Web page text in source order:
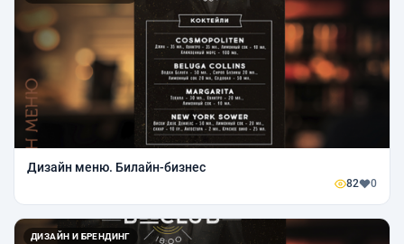
Дизайн меню. Билайн-бизнес
82 0
ДИЗАЙН И БРЕНДИНГ